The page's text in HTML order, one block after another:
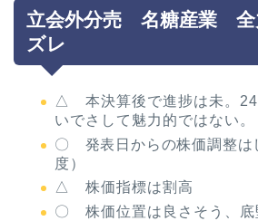
立会外分売 名糖産業 全
ズレ
△ 本決算後で進捗は未。24
いでさして魅力的ではない。
〇 発表日からの株価調整は
度）
△ 株価指標は割高
〇 株価位置は良さそう、底